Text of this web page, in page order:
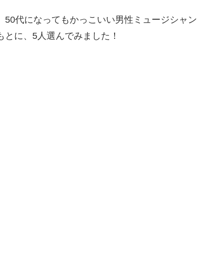
50代になってもかっこいい男性ミュージシャ
とに、5人選んでみました！